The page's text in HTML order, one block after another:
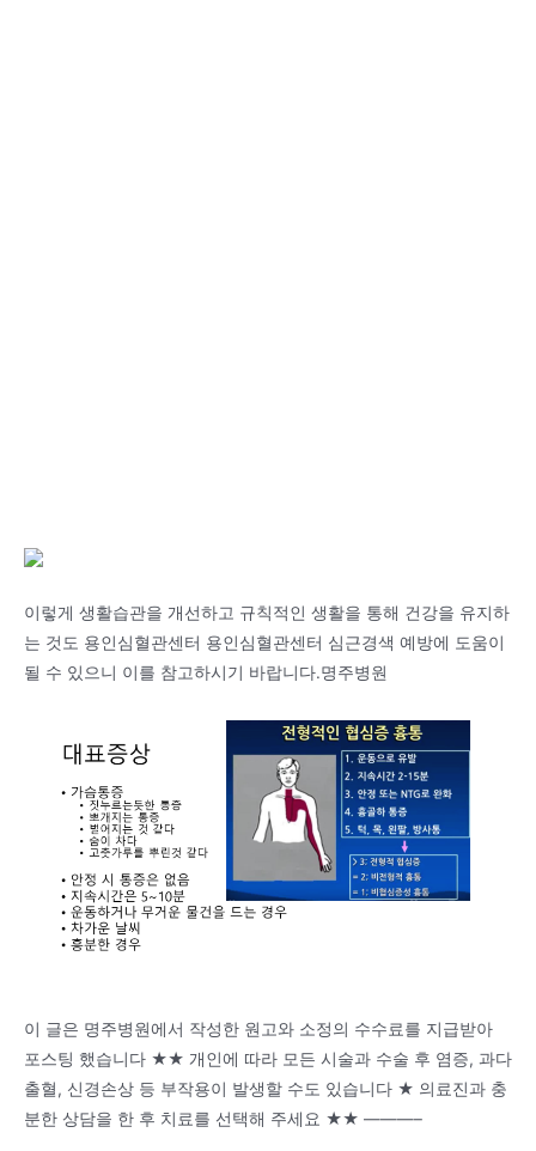
이렇게 생활습관을 개선하고 규칙적인 생활을 통해 건강을 유지하
는 것도 용인심혈관센터 용인심혈관센터 심근경색 예방에 도움이
될 수 있으니 이를 참고하시기 바랍니다.명주병원
이 글은 명주병원에서 작성한 원고와 소정의 수수료를 지급받아
포스팅 했습니다 ★★ 개인에 따라 모든 시술과 수술 후 염증, 과다
출혈, 신경손상 등 부작용이 발생할 수도 있습니다 ★ 의료진과 충
분한 상담을 한 후 치료를 선택해 주세요 ★★ ———–